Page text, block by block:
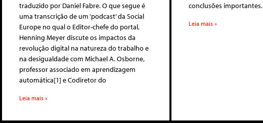
traduzido por Daniel Fabre. O que segue é
uma transcrição de um ‘podcast’ da Social
Europe no qual o Editor-chefe do portal,
Henning Meyer discute os impactos da
revolução digital na natureza do trabalho e
na desigualdade com Michael A. Osborne,
professor associado em aprendizagem
automática[1] e Codiretor do
Leia mais »
conclusões importantes.
Leia mais »